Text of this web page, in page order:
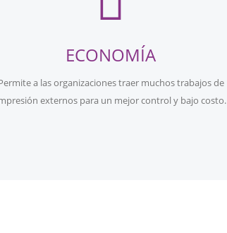
ECONOMÍA
a las organizaciones traer muchos trabajos de
externos para un mejor control y bajo costo.